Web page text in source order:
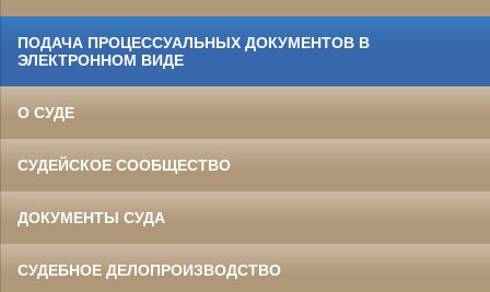
ПОДАЧА ПРОЦЕССУАЛЬНЫХ ДОКУМЕНТОВ В
ЭЛЕКТРОННОМ ВИДЕ
О СУДЕ
СУДЕЙСКОЕ СООБЩЕСТВО
ДОКУМЕНТЫ СУДА
СУДЕБНОЕ ДЕЛОПРОИЗВОДСТВО